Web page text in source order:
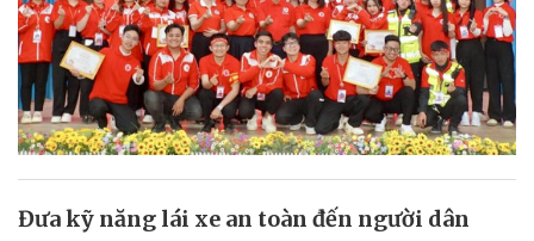
Đưa kỹ năng lái xe an toàn đến người dân